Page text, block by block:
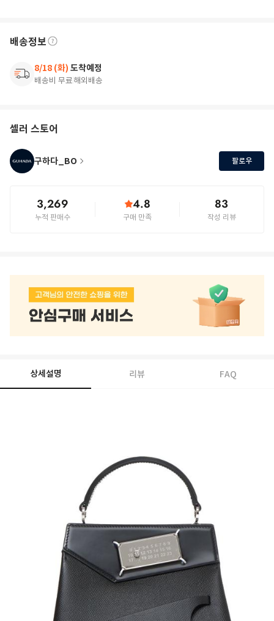
배송정보
8/18 (화) 도착예정
배송비 무료해외배송
셀러 스토어
구하다_BO 팔로우
3,269
누적 판매수
4.8
구매 만족
83
작성 리뷰
상세설명 리뷰 FAQ